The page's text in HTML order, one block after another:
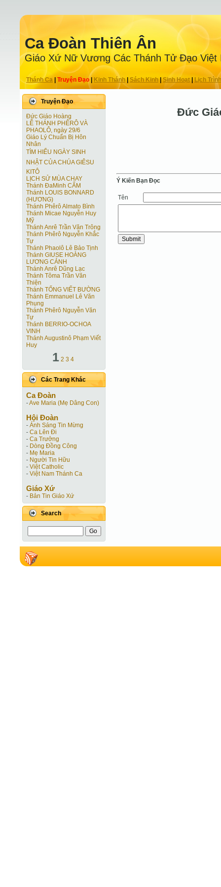
Ca Ðoàn Thiên Ân
Giáo Xứ Nữ Vương Các Thánh Tử Ðạo Việt
Thánh Ca Truyện Ðạo| Kinh Thánh Sách Kinh|Sinh Hoạt| Lịch Trình
Truyện Ðạo
Đức Giáo Hoàng
LỄ THÁNH PHÊRÔ VÀ
PHAOLÔ, ngày 29/6
Giáo Lý Chuẩn Bị Hôn
Nhân
TÌM HIỂU NGÀY SINH
NHẬT CỦA CHÚA GIÊSU
KITÔ
LỊCH SỬ MÙA CHAY
Thánh ĐaMinh CẨM
Thánh LOUIS BONNARD
(HƯƠNG)
Thánh Phêrô Almato Bình
Thánh Micae Nguyễn Huy
Mỹ
Thánh Anrê Trần Văn Trông
Thánh Phêrô Nguyễn Khắc
Tự
Thánh Phaolô Lê Bảo Tịnh
Thánh GIUSE HOÀNG
LƯƠNG CẢNH
Thánh Anrê Dũng Lạc
Thánh Tôma Trần Văn
Thiện
Thánh TỐNG VIẾT BƯỜNG
Thánh Emmanuel Lê Văn
Phụng
Thánh Phêrô Nguyễn Văn
Tự
Thánh BERRIO-OCHOA
VINH
Thánh Augustinô Phạm Viết
Huy
1 2 3 4
Các Trang Khác
Ca Ðoàn
-Ave Maria (Mẹ Dâng Con)
Hội Ðoàn
- Ánh Sáng Tin Mừng
- Ca Lên Đi
- Ca Trưởng
- Dòng Đồng Công
- Mẹ Maria
- Người Tin Hữu
- Việt Catholic
- Việt Nam Thánh Ca
Giáo Xứ
- Bản Tin Giáo Xứ
Search
Đức
Ý Kiến Bạn Ðọc
Tên